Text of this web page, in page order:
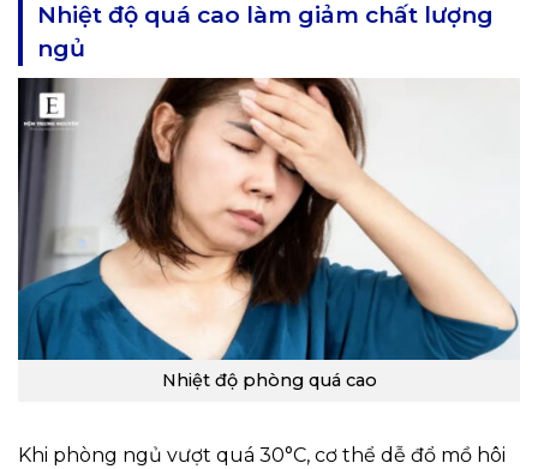
Nhiệt độ quá cao làm giảm chất lượng
ngủ
Nhiệt độ phòng quá cao
Khi phòng ngủ vượt quá 30°C, cơ thể dễ đổ mồ hôi